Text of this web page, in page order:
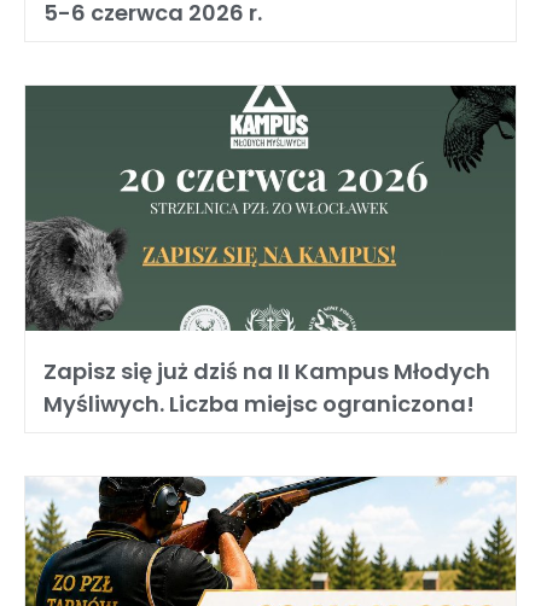
5-6 czerwca 2026 r.
Zapisz się już dziś na II Kampus Młodych
Myśliwych. Liczba miejsc ograniczona!